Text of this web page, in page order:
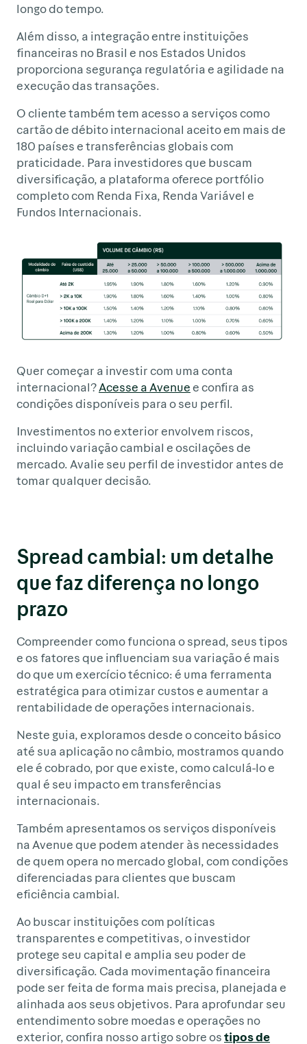
longo do tempo.
Além disso, a integração entre instituições
financeiras no Brasil e nos Estados Unidos
proporciona segurança regulatória e agilidade na
execução das transações.
O cliente também tem acesso a serviços como
cartão de débito internacional aceito em mais de
180 países e transferências globais com
praticidade. Para investidores que buscam
diversificação, a plataforma oferece portfólio
completo com Renda Fixa, Renda Variável e
Fundos Internacionais.
Quer começar a investir com uma conta
internacional?Acesse a Avenuee confira as
condições disponíveis para o seu perfil.
Investimentos no exterior envolvem riscos,
incluindo variação cambial e oscilações de
mercado. Avalie seu perfil de investidor antes de
tomar qualquer decisão.
Spread cambial: um detalhe
que faz diferença no longo
prazo
Compreender como funciona o spread, seus tipos
e os fatores que influenciam sua variação é mais
do que um exercício técnico: é uma ferramenta
estratégica para otimizar custos e aumentar a
rentabilidade de operações internacionais.
Neste guia, exploramos desde o conceito básico
até sua aplicação no câmbio, mostramos quando
ele é cobrado, por que existe, como calculá-lo e
qual é seu impacto em transferências
internacionais.
Também apresentamos os serviços disponíveis
na Avenue que podem atender às necessidades
de quem opera no mercado global, com condições
diferenciadas para clientes que buscam
eficiência cambial.
Ao buscar instituições com políticas
transparentes e competitivas, o investidor
protege seu capital e amplia seu poder de
diversificação. Cada movimentação financeira
pode ser feita de forma mais precisa, planejada e
alinhada aos seus objetivos. Para aprofundar seu
entendimento sobre moedas e operações no
exterior, confira nosso artigo sobre ostipos de